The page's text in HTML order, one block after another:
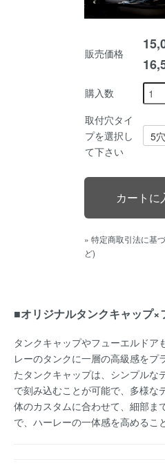
販売価格
購入数
取付穴タイ
プを選択し
て下さい
» 特定商取引法に基
ど)
■オリジナルタンクキャップ×
タンクキャップやフューエルドア
レーのタンクに一層の高級感をプ
たタンクキャップは、シンプルな
で刻み込むことが可能で、多様な
体のカスタムに合わせて、細部ま
で、ハーレーの一体感を高めるこ